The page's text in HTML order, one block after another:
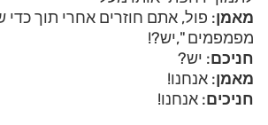
מאמן: פול, אתם חוזרים אחרי תוך
מפמפמים ",יש?!
חניכם: יש?
מאמן: אנחנו!
חניכים: אנחנו!